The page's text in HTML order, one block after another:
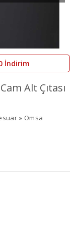
İndirim
Alt Çıtası
» Omsa